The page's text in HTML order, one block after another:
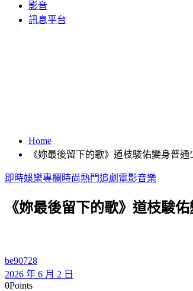
影音
訊息平台
Home
《妳最後留下的歌》道枝駿佑變身普
即時娛樂專欄 時尚熱門追劇 電影音樂
《妳最後留下的歌》道枝駿
be90728
2026 年 6 月 2 日
0Points